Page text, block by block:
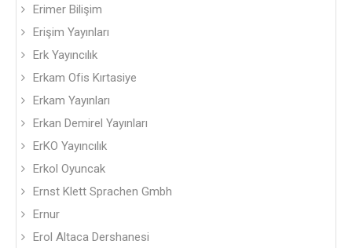
Erimer Bilişim
Erişim Yayınları
Erk Yayıncılık
Erkam Ofis Kırtasiye
Erkam Yayınları
Erkan Demirel Yayınları
ErKO Yayıncılık
Erkol Oyuncak
Ernst Klett Sprachen Gmbh
Ernur
Erol Altaca Dershanesi